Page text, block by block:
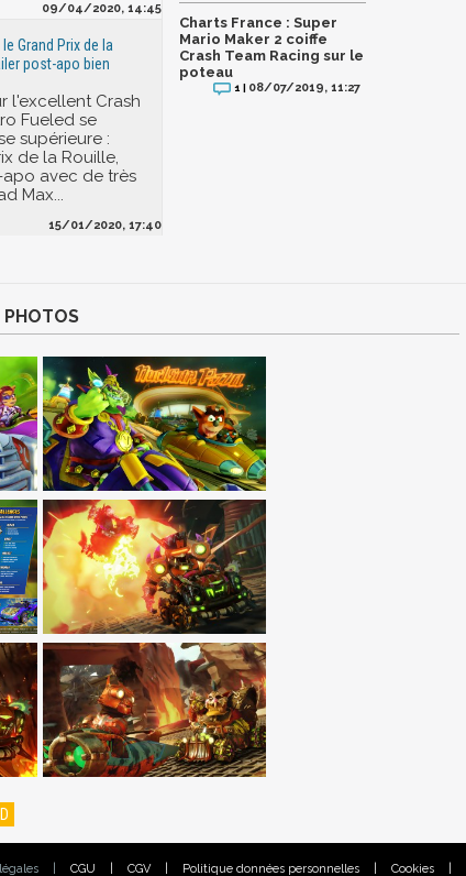
09/04/2020, 14:45
Grand Prix de la
post-apo bien
l'excellent Crash
Fueled se
supérieure :
de la Rouille,
avec de très
Max...
15/01/2020, 17:40
Charts France : Super
Mario Maker 2 coiffe
Crash Team Racing sur le
poteau
1 | 08/07/2019, 11:27
PHOTOS
CGU CGV Politique données personnelles Cookies